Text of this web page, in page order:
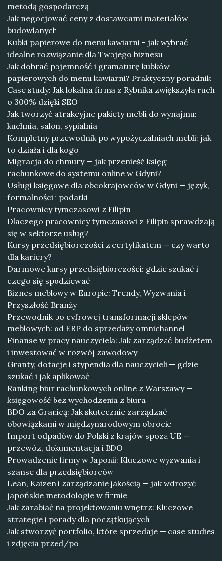
metodą gospodarczą
Jak negocjować ceny z dostawcami materiałów
budowlanych
Kubki papierowe do menu kawiarni - jak wybrać
idealne rozwiązanie dla Twojego biznesu
Jak dobrać pojemność i gramaturę kubków
papierowych do menu kawiarni? Praktyczny poradnik
Case study: Jak lokalna firma z Rybnika zwiększyła ruch
o 300% dzięki SEO
Jak tworzyć atrakcyjne pakiety mebli do wynajmu:
kuchnia, salon, sypialnia
Kompletny przewodnik po wypożyczalniach mebli: jak
to działa i dla kogo
Migracja do chmury — jak przenieść księgi
rachunkowe do systemu online w Gdyni?
Usługi księgowe dla obcokrajowców w Gdyni — język,
formalności i podatki
Pracownicy tymczasowi z Filipin
Dlaczego pracownicy tymczasowi z Filipin sprawdzają
się w sektorze usług?
Kursy przedsiębiorczości z certyfikatem — czy warto
dla kariery?
Darmowe kursy przedsiębiorczości: gdzie szukać i
czego się spodziewać
Biznes meblowy w Europie: Trendy, Wyzwania i
Przyszłość Branży
Przewodnik po cyfrowej transformacji sklepów
meblowych: od ERP do sprzedaży omnichannel
Finanse w pracy nauczyciela: Jak zarządzać budżetem
i inwestować w rozwój zawodowy
Granty, dotacje i stypendia dla nauczycieli — gdzie
szukać i jak aplikować
Ranking biur rachunkowych online z Warszawy —
księgowość bez wychodzenia z biura
BDO za Granicą: Jak skutecznie zarządzać
obowiązkami w międzynarodowym obrocie
Import odpadów do Polski z krajów spoza UE —
przewóz, dokumentacja i BDO
Prowadzenie firmy w Japonii: Kluczowe wyzwania i
szanse dla przedsiębiorców
Lean, Kaizen i zarządzanie jakością — jak wdrożyć
japońskie metodologie w firmie
Jak zarabiać na projektowaniu wnętrz: Kluczowe
strategie i porady dla początkujących
Jak stworzyć portfolio, które sprzedaje — case studies
i zdjęcia przed/po